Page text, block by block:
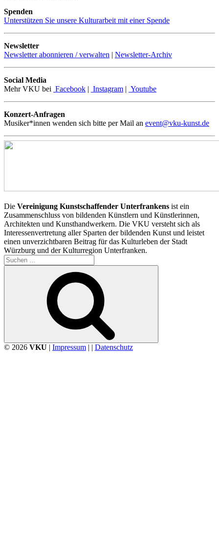
Spenden
Unterstützen Sie unsere Kulturarbeit mit einer Spende
Newsletter
Newsletter abonnieren / verwalten | Newsletter-Archiv
Social Media
Mehr VKU bei Facebook | Instagram | Youtube
Konzert-Anfragen
Musiker*innen wenden sich bitte per Mail an event@vku-kunst.de
Die Vereinigung Kunstschaffender Unterfrankens ist ein
Zusammenschluss von bildenden Künstlern und Künstlerinnen,
Architekten und Kunsthandwerkern. Die VKU versteht sich als
Interessenvertretung aller Sparten der bildenden Kunst und leistet
einen unverzichtbaren Beitrag für das Kulturleben der Stadt
Würzburg und der Kulturregion Unterfranken.
Suchen
nach:
© 2026 VKU | Impressum | | Datenschutz